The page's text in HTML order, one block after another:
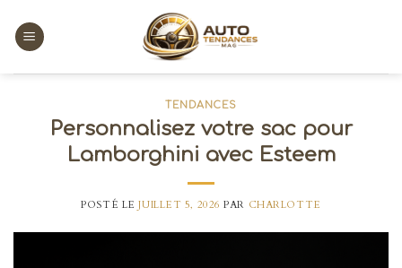
content
TENDANCES
Personnalisez votre sac pour
Lamborghini avec Esteem
POSTÉ LEJUILLET 5, 2026 PAR CHARLOTTE